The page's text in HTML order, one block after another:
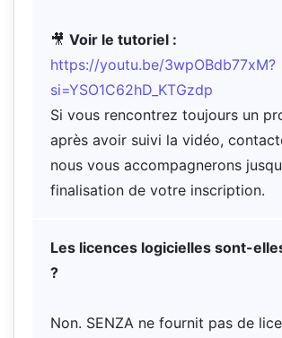
🎥 Voir le tutoriel :
https://youtu.be/3wpOBdb77xM?
si=YSO1C62hD_KTGzdp
Si vous rencontrez toujours un
après avoir suivi la vidéo,
nous vous accompagnerons
finalisation de votre inscription.
Les licences logicielles sont-
?
Non. SENZA ne fournit pas de